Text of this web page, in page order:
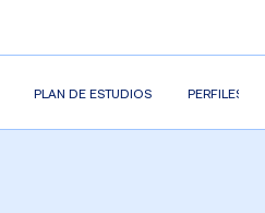
PLAN DE ESTUDIOS PERFILES